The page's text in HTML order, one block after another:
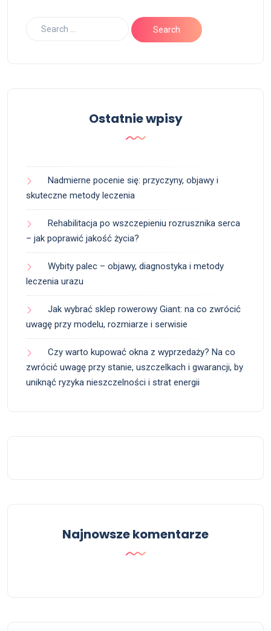
Ostatnie wpisy
Nadmierne pocenie się: przyczyny, objawy i
skuteczne metody leczenia
Rehabilitacja po wszczepieniu rozrusznika serca
– jak poprawić jakość życia?
Wybity palec – objawy, diagnostyka i metody
leczenia urazu
Jak wybrać sklep rowerowy Giant: na co zwrócić
uwagę przy modelu, rozmiarze i serwisie
Czy warto kupować okna z wyprzedaży? Na co
zwrócić uwagę przy stanie, uszczelkach i gwarancji, by
uniknąć ryzyka nieszczelności i strat energii
Najnowsze komentarze